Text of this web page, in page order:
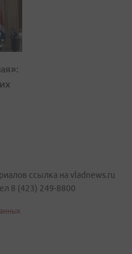
ссылка на vladnews.ru
8 (423) 249-8800